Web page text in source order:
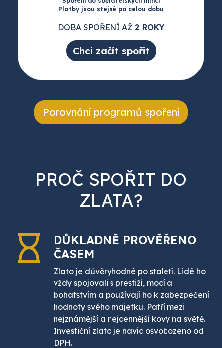
Platby jsou stejné po celou dobu
DOBA SPOŘENÍ AŽ 2 ROKY
Chci začít spořit
Porovnání programů spoření
PROČ SPOŘIT DO
ZLATA?
DŮKLADNĚ PROVĚŘENO
ČASEM
Zlato je důvěryhodné po staletí. Lidé ho
vždy spojovali s prestiží, mocí a
bohatstvím a používají ho k zabezpečení
hodnoty svého majetku. Patří mezi
nejznámější a nejcennější kovy na světě.
Investiční zlato je navíc osvobozeno od
DPH.